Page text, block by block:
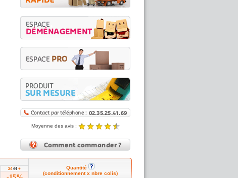
Moyenne des avis :
Noté4.89/5 |8431reviews
Quantité
(conditionnement x nbre colis)
24et +